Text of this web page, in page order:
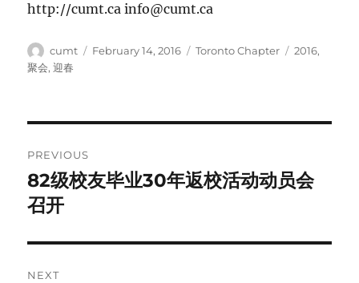
http://cumt.ca info@cumt.ca
Author
cumt
Posted
February 14, 2016 Categories
Toronto Chapter Tags
2016,
聚会,迎春
navigation
PREVIOUS
Previous
post:
82级校友毕业30年返校活动动员会
召开
NEXT